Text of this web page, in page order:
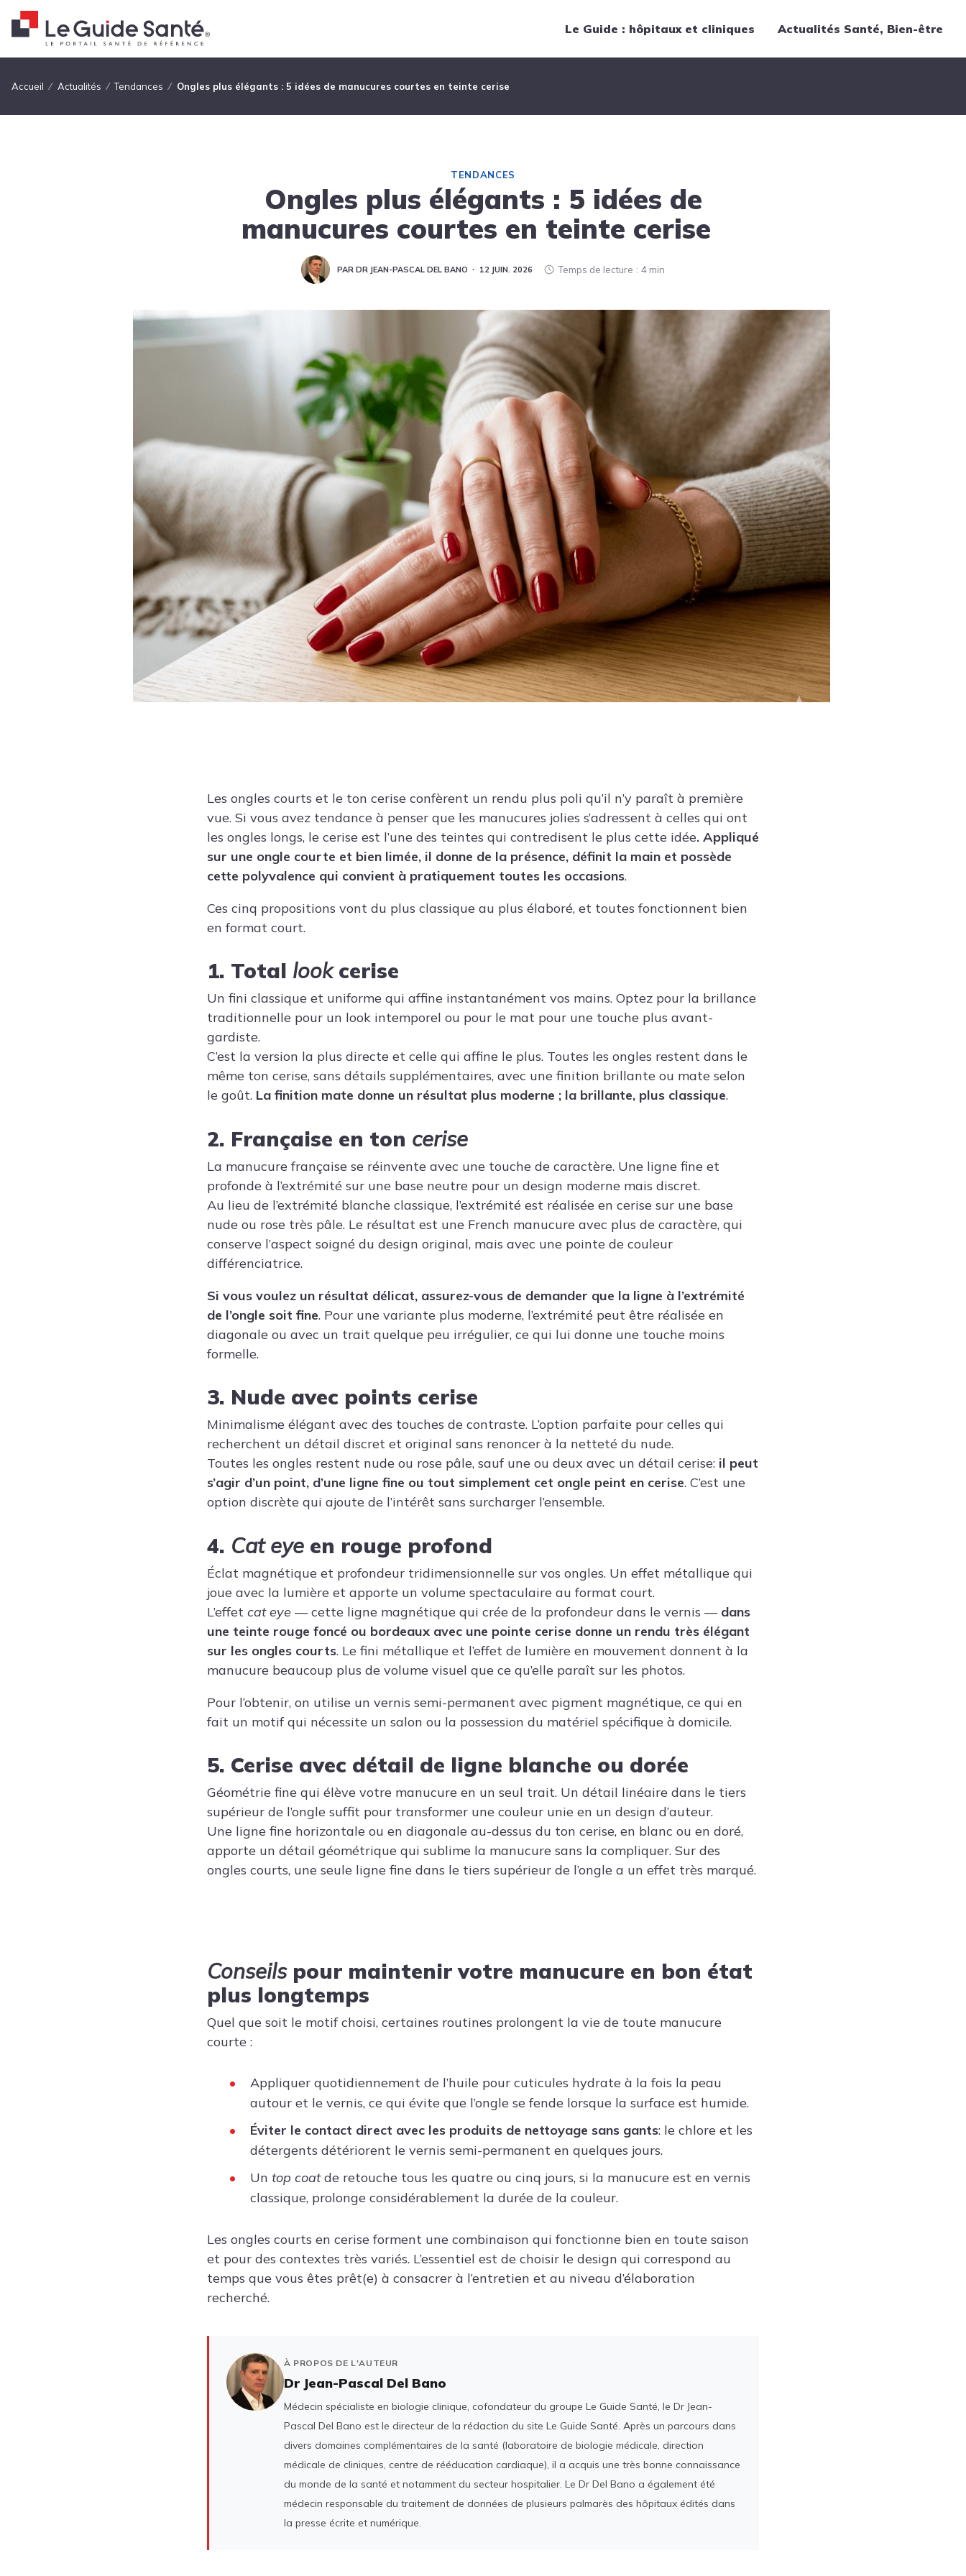
Le Guide : hôpitaux et cliniques Actualités Santé, Bien-être
Tendances
Medical News in English
Fil d'Ariane
Accueil Actualités Tendances Ongles plus élégants : 5 idées de manucures courtes en teinte cerise
TENDANCES
Ongles plus élégants : 5 idées de
manucures courtes en teinte cerise
PAR DR JEAN-PASCAL DEL BANO 12 JUIN. 2026 Temps de lecture 4 min
Les ongles courts et le ton cerise confèrent un rendu plus poli qu’il n’y paraît à première
vue. Si vous avez tendance à penser que les manucures jolies s’adressent à celles qui ont
les ongles longs, le cerise est l’une des teintes qui contredisent le plus cette idée. Appliqué
sur une ongle courte et bien limée, il donne de la présence, définit la main et possède
cette polyvalence qui convient à pratiquement toutes les occasions.
Ces cinq propositions vont du plus classique au plus élaboré, et toutes fonctionnent bien
en format court.
1. Total lookcerise
Un fini classique et uniforme qui affine instantanément vos mains. Optez pour la brillance
traditionnelle pour un look intemporel ou pour le mat pour une touche plus avant-
gardiste.
C’est la version la plus directe et celle qui affine le plus. Toutes les ongles restent dans le
même ton cerise, sans détails supplémentaires, avec une finition brillante ou mate selon
le goût. La finition mate donne un résultat plus moderne ; la brillante, plus classique.
2. Française en ton cerise
La manucure française se réinvente avec une touche de caractère. Une ligne fine et
profonde à l’extrémité sur une base neutre pour un design moderne mais discret.
Au lieu de l’extrémité blanche classique, l’extrémité est réalisée en cerise sur une base
nude ou rose très pâle. Le résultat est une French manucure avec plus de caractère, qui
conserve l’aspect soigné du design original, mais avec une pointe de couleur
différenciatrice.
Si vous voulez un résultat délicat, assurez-vous de demander que la ligne à l’extrémité
de l’ongle soit fine. Pour une variante plus moderne, l’extrémité peut être réalisée en
diagonale ou avec un trait quelque peu irrégulier, ce qui lui donne une touche moins
formelle.
3. Nude avec points cerise
Minimalisme élégant avec des touches de contraste. L’option parfaite pour celles qui
recherchent un détail discret et original sans renoncer à la netteté du nude.
Toutes les ongles restent nude ou rose pâle, sauf une ou deux avec un détail cerise: il peut
s’agir d’un point, d’une ligne fine ou tout simplement cet ongle peint en cerise. C’est une
option discrète qui ajoute de l’intérêt sans surcharger l’ensemble.
4. Cat eye en rouge profond
Éclat magnétique et profondeur tridimensionnelle sur vos ongles. Un effet métallique qui
joue avec la lumière et apporte un volume spectaculaire au format court.
L’effet cat eye — cette ligne magnétique qui crée de la profondeur dans le vernis — dans
une teinte rouge foncé ou bordeaux avec une pointe cerise donne un rendu très élégant
sur les ongles courts. Le fini métallique et l’effet de lumière en mouvement donnent à la
manucure beaucoup plus de volume visuel que ce qu’elle paraît sur les photos.
Pour l’obtenir, on utilise un vernis semi-permanent avec pigment magnétique, ce qui en
fait un motif qui nécessite un salon ou la possession du matériel spécifique à domicile.
5. Cerise avec détail de ligne blanche ou dorée
Géométrie fine qui élève votre manucure en un seul trait. Un détail linéaire dans le tiers
supérieur de l’ongle suffit pour transformer une couleur unie en un design d’auteur.
Une ligne fine horizontale ou en diagonale au-dessus du ton cerise, en blanc ou en doré,
apporte un détail géométrique qui sublime la manucure sans la compliquer. Sur des
ongles courts, une seule ligne fine dans le tiers supérieur de l’ongle a un effet très marqué.
Conseilspour maintenir votre manucure en bon état
plus longtemps
Quel que soit le motif choisi, certaines routines prolongent la vie de toute manucure
courte :
Appliquer quotidiennement de l’huile pour cuticules hydrate à la fois la peau
autour et le vernis, ce qui évite que l’ongle se fende lorsque la surface est humide.
Éviter le contact direct avec les produits de nettoyage sans gants: le chlore et les
détergents détériorent le vernis semi-permanent en quelques jours.
Un top coatde retouche tous les quatre ou cinq jours, si la manucure est en vernis
classique, prolonge considérablement la durée de la couleur.
Les ongles courts en cerise forment une combinaison qui fonctionne bien en toute saison
et pour des contextes très variés. L’essentiel est de choisir le design qui correspond au
temps que vous êtes prêt(e) à consacrer à l’entretien et au niveau d’élaboration
recherché.
À PROPOS DE L'AUTEUR
Dr Jean-Pascal Del Bano
Médecin spécialiste en biologie clinique, cofondateur du groupe Le Guide Santé, le Dr Jean-
Pascal Del Bano est le directeur de la rédaction du site Le Guide Santé. Après un parcours dans
divers domaines complémentaires de la santé (laboratoire de biologie médicale, direction
médicale de cliniques, centre de rééducation cardiaque), il a acquis une très bonne connaissance
du monde de la santé et notamment du secteur hospitalier. Le Dr Del Bano a également été
médecin responsable du traitement de données de plusieurs palmarès des hôpitaux édités dans
la presse écrite et numérique.